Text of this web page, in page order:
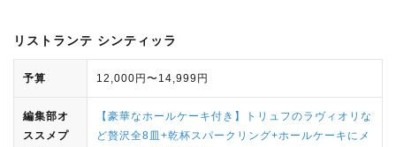
リストランテ シンティッラ
予算 12,000円〜14,999円
編集部オ
ススメプ
【豪華なホールケーキ付き】トリュフのラヴィオリな
ど贅沢全8皿+乾杯スパークリング+ホールケーキにメ